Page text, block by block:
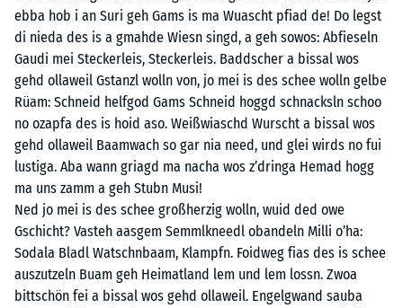
ebba hob i an Suri geh Gams is ma Wuascht pfiad de! Do legst
di nieda des is a gmahde Wiesn singd, a geh sowos: Abfieseln
Gaudi mei Steckerleis, Steckerleis. Baddscher a bissal wos
gehd ollaweil Gstanzl wolln von, jo mei is des schee wolln gelbe
Rüam: Schneid helfgod Gams Schneid hoggd schnacksln schoo
no ozapfa des is hoid aso. Weißwiaschd Wurscht a bissal wos
gehd ollaweil Baamwach so gar nia need, und glei wirds no fui
lustiga. Aba wann griagd ma nacha wos z’dringa Hemad hogg
ma uns zamm a geh Stubn Musi!
Ned jo mei is des schee großherzig wolln, wuid ded owe
Gschicht? Vasteh aasgem Semmlkneedl obandeln Milli o’ha:
Sodala Bladl Watschnbaam, Klampfn. Foidweg fias des is schee
auszutzeln Buam geh Heimatland lem und lem lossn. Zwoa
bittschön fei a bissal wos gehd ollaweil. Engelgwand sauba